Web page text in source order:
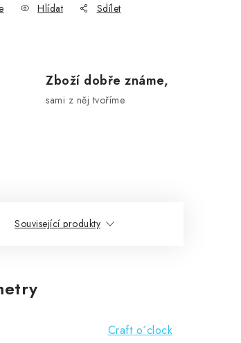
Hlídat Sdílet
Zboží dobře známe,
sami z něj tvoříme
Související produkty
Craft o´clock